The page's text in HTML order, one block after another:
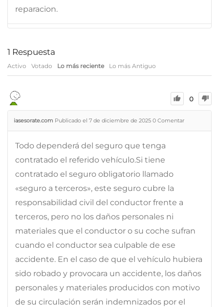
reparacion.
1 Respuesta
Activo Votado Lo más reciente Lo más Antiguo
0
iasesorate.com Publicado el 7 de diciembre de 2025 0 Comentar
Todo dependerá del seguro que tenga
contratado el referido vehículo.Si tiene
contratado el seguro obligatorio llamado
«seguro a terceros», este seguro cubre la
responsabilidad civil del conductor frente a
terceros, pero no los daños personales ni
materiales que el conductor o su coche sufran
cuando el conductor sea culpable de ese
accidente. En el caso de que el vehículo hubiera
sido robado y provocara un accidente, los daños
personales y materiales producidos con motivo
de su circulación serán indemnizados por el